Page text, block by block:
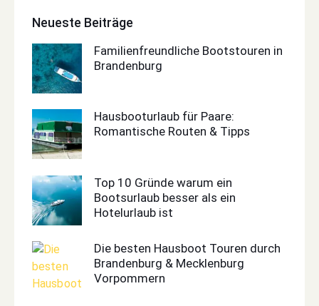
Neueste Beiträge
Familienfreundliche Bootstouren in
Brandenburg
Hausbooturlaub für Paare:
Romantische Routen & Tipps
Top 10 Gründe warum ein
Bootsurlaub besser als ein
Hotelurlaub ist
Die besten Hausboot Touren durch
Brandenburg & Mecklenburg
Vorpommern